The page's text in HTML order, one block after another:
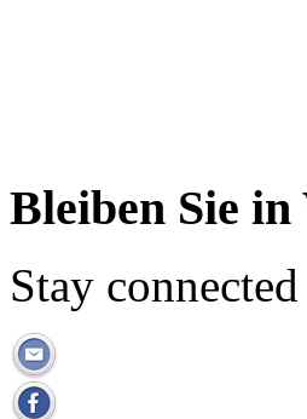
Bleiben Sie
Stay connected